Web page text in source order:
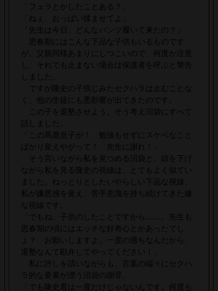
「フェラとかしたことある？」
「ねぇ、おっぱい揉ませてよ」
「先生は今日、どんなパンツ履いて来たの？」
思春期にはこんな下品な子供もいるものです
が、父親同様あまりにしつこいので、何度か注意
し、それでも止まない場合は保護者を呼ぶと警告
しました。
ですが隆史の子供じみたセクハラは止むことな
く、他の生徒にも悪影響が出てきたのです。
この子を退塾させよう。そう考え沼袋にすべて
話しました。
「この馬鹿息子が！ 勉強もせずにスケベなこと
ばかり覚えやがって！ 先生に謝れ！」
そう言いながら私を見つめる沼袋と、頭を下げ
ながら私を見る隆史の視線は、とてもよく似てい
ました。ねっとりとしたいやらしい下品な視線。
私が嫌悪感を覚え、苦手意識を持ち続けてきた嫌
な視線です。
「でもね、子供のしたことですから……。先生も
思春期の頃にはエッチな好奇心とかあったでし
ょ？ お願いしますよ。一度の過ちなんだから、
退塾なんて勘弁してやってください！」
私に許しを請いながらも、言葉の端々にセクハ
ラ的な要素が漂う沼袋の謝罪。
「でも隆史君は一度だけじゃないんです。何度も